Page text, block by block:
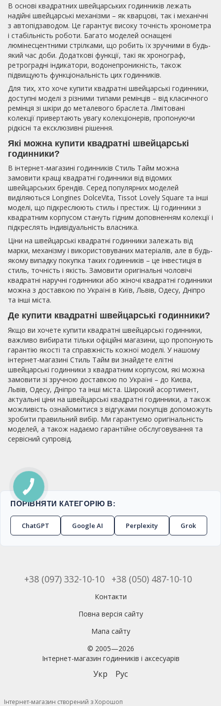
В основі квадратних швейцарських годинників лежать
надійні швейцарські механізми – як кварцові, так і механічні
з автопідзаводом. Це гарантує високу точність хронометра
і стабільність роботи. Багато моделей оснащені
люмінесцентними стрілками, що робить їх зручними в будь-
який час доби. Додаткові функції, такі як хронограф,
ретроградні індикатори, водонепроникність, також
підвищують функціональність цих годинників.
Для тих, хто хоче купити квадратні швейцарські годинники,
доступні моделі з різними типами ремінців – від класичного
ремінця зі шкіри до металевого браслета. Лімітовані
колекції привертають увагу колекціонерів, пропонуючи
рідкісні та ексклюзивні рішення.
Які можна купити квадратні швейцарські
годинники?
В інтернет-магазині годинників Стиль Тайм можна
замовити кращі квадратні годинники від відомих
швейцарських брендів. Серед популярних моделей
виділяються Longines DolceVita, Tissot Lovely Square та інші
моделі, що підкреслюють стиль і престиж. Ці годинники з
квадратним корпусом стануть гідним доповненням колекції і
підкреслять індивідуальність власника.
Ціни на швейцарські квадратні годинники залежать від
марки, механізму і використовуваних матеріалів, але в будь-
якому випадку покупка таких годинників – це інвестиція в
стиль, точність і якість. Замовити оригінальні чоловічі
квадратні наручні годинники або жіночі квадратні годинники
можна з доставкою по Україні в Київ, Львів, Одесу, Дніпро
та інші міста.
Де купити квадратні швейцарські годинники?
Якщо ви хочете купити квадратні швейцарські годинники,
важливо вибирати тільки офіційні магазини, що пропонують
гарантію якості та справжність кожної моделі. У нашому
інтернет-магазині Стиль Тайм ви знайдете елітні
швейцарські годинники з квадратним корпусом, які можна
замовити зі зручною доставкою по Україні – до Києва,
Львів, Одесу, Дніпро та інші міста. Широкий асортимент,
актуальні ціни на швейцарські квадратні годинники, а також
можливість ознайомитися з відгуками покупців допоможуть
зробити правильний вибір. Ми гарантуємо оригінальність
моделей, а також надаємо гарантійне обслуговування та
сервісний супровід.
ПОРІВНЯТИ КАТЕГОРІЮ В:
ChatGPT Google AI Perplexity Grok
+38 (097) 332-10-10 +38 (050) 487-10-10
Контакти
Повна версія сайту
Мапа сайту
© 2005—2026
Інтернет-магазин годинників і аксесуарів
Укр Рус
Інтернет-магазин створений з Хорошоп